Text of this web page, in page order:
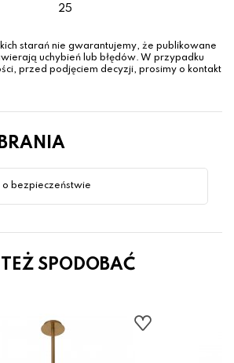
25
starań nie gwarantujemy, że publikowane
uchybień lub błędów. W przypadku
przed podjęciem decyzji, prosimy o kontakt
o bezpieczeństwie
SPODOBAĆ